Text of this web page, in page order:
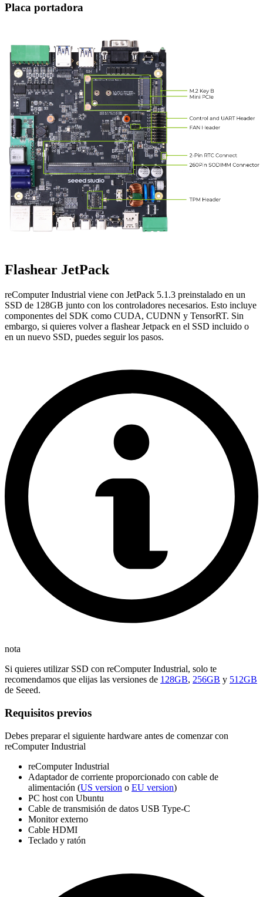
Placa portadora
Flashear JetPack
reComputer Industrial viene con JetPack 5.1.3 preinstalado en un
SSD de 128GB junto con los controladores necesarios. Esto incluye
componentes del SDK como CUDA, CUDNN y TensorRT. Sin
embargo, si quieres volver a flashear Jetpack en el SSD incluido o
en un nuevo SSD, puedes seguir los pasos.
nota
Si quieres utilizar SSD con reComputer Industrial, solo te
recomendamos que elijas las versiones de 128GB, 256GB y 512GB
de Seeed.
Requisitos previos
Debes preparar el siguiente hardware antes de comenzar con
reComputer Industrial
reComputer Industrial
Adaptador de corriente proporcionado con cable de
alimentación (US version o EU version)
PC host con Ubuntu
Cable de transmisión de datos USB Type-C
Monitor externo
Cable HDMI
Teclado y ratón